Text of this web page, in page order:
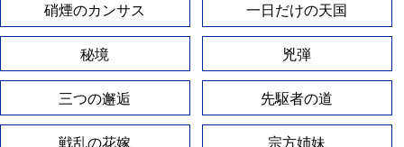
硝煙のカンサス 一日だけの天国
秘境 兇弾
三つの邂逅 先駆者の道
戦乱の花嫁 宗方姉妹